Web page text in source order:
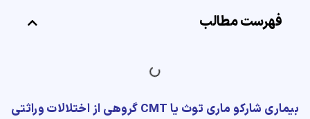
فهرست مطالب
بیماری شارکو ماری توث یا CMT گروهی از اختلالات وراثتی
همیارسیستم